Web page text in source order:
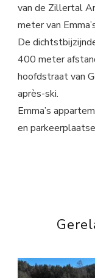
van de Zillertal
meter van
De
400 meter
hoofdstraat van
après-ski.
Emma’s
en